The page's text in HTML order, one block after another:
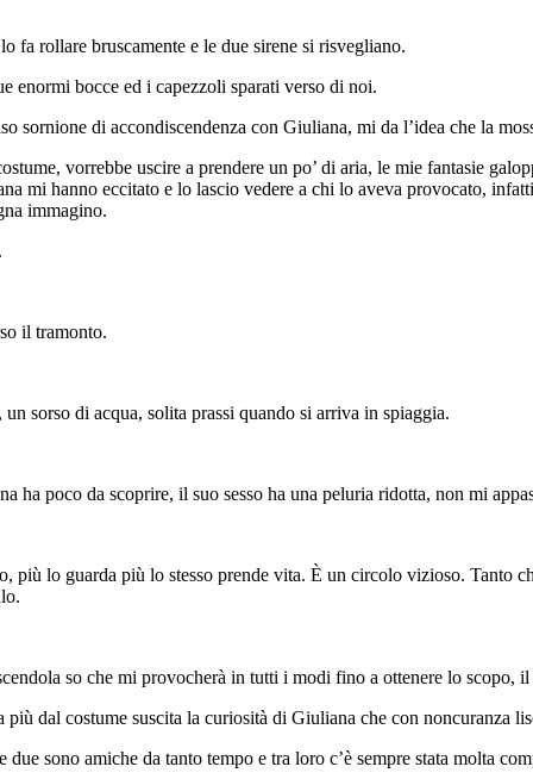
fa rollare bruscamente e le due sirene si risvegliano.
enormi bocce ed i capezzoli sparati verso di noi.
sornione di accondiscendenza con Giuliana, mi da l’idea che la
vorrebbe uscire a prendere un po’ di aria, le mie fantasie
mi hanno eccitato e lo lascio vedere a chi lo aveva provocato,
immagino.
il tramonto.
sorso di acqua, solita prassi quando si arriva in spiaggia.
ha poco da scoprire, il suo sesso ha una peluria ridotta, non mi
lo guarda più lo stesso prende vita. È un circolo vizioso. Tanto
so che mi provocherà in tutti i modi fino a ottenere lo scopo, il
dal costume suscita la curiosità di Giuliana che con
sono amiche da tanto tempo e tra loro c’è sempre stata molta